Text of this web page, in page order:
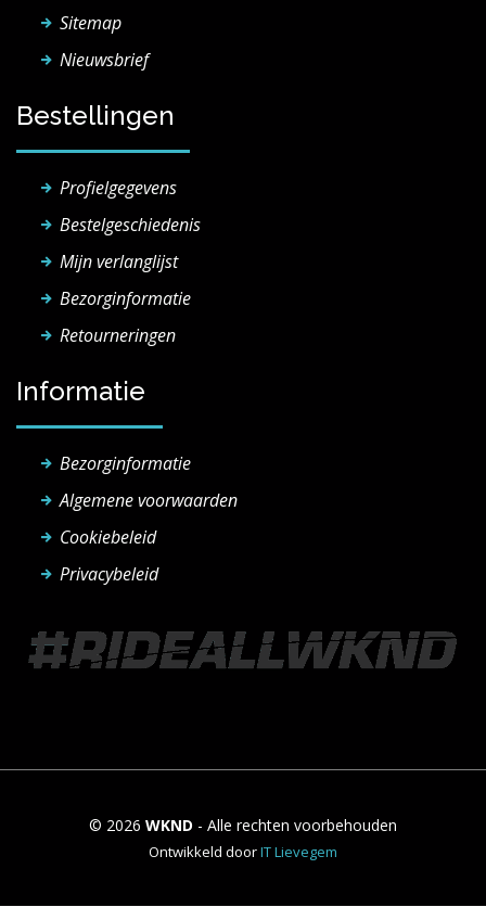
Sitemap
Nieuwsbrief
Bestellingen
Profielgegevens
Bestelgeschiedenis
Mijn verlanglijst
Bezorginformatie
Retourneringen
Informatie
Bezorginformatie
Algemene voorwaarden
Cookiebeleid
Privacybeleid
© 2026 WKND - Alle rechten voorbehouden
Ontwikkeld doorIT Lievegem